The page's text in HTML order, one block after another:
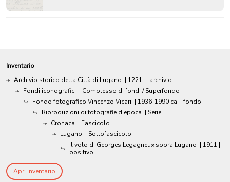
Inventario
Archivio storico della Città di Lugano | 1221- | archivio
Fondi iconografici | Complesso di fondi / Superfondo
Fondo fotografico Vincenzo Vicari | 1936-1990 ca. | fondo
Riproduzioni di fotografie d'epoca | Serie
Cronaca | Fascicolo
Lugano | Sottofascicolo
Il volo di Georges Legagneux sopra Lugano | 1911 |
positivo
Apri Inventario